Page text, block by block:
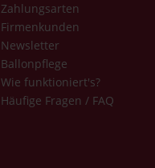
Zahlungsarten
Firmenkunden
Newsletter
Ballonpflege
Wie funktioniert's?
Häufige Fragen / FAQ